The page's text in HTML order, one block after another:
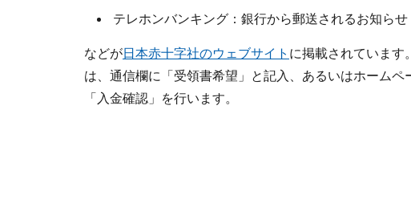
テレホンバンキング：銀行から郵送されるお知らせ
などが日本赤十字社のウェブサイト に掲載されています
は、通信欄に「受領書希望」と記入、あるいはホーム
「入金確認」を行います。